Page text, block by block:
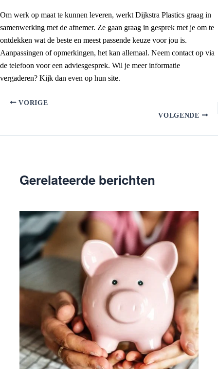
Om werk op maat te kunnen leveren, werkt Dijkstra Plastics graag in
samenwerking met de afnemer. Ze gaan graag in gesprek met je om te
ontdekken wat de beste en meest passende keuze voor jou is.
Aanpassingen of opmerkingen, het kan allemaal. Neem contact op via
de telefoon voor een adviesgesprek. Wil je meer informatie
vergaderen? Kijk dan even op hun site.
VORIGE
VOLGENDE
Gerelateerde berichten